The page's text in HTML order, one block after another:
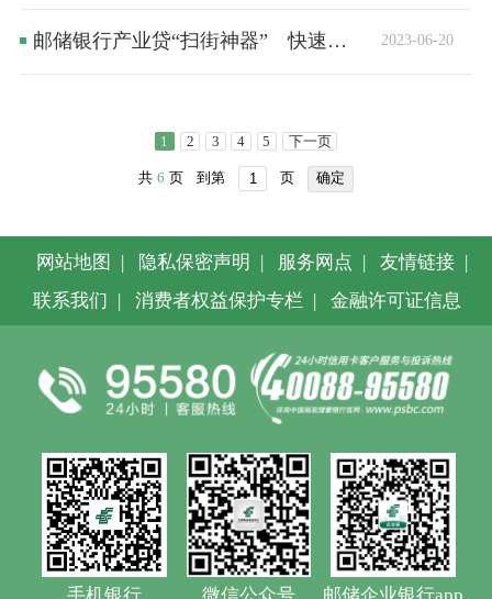
2023-06-20
邮储银行产业贷“扫街神器” 快速“贷”动郴州产业兴旺
1 2 3 4 5 下一页
共 6 页 到第 页 确定
网站地图 | 隐私保密声明 | 服务网点 | 友情链接 |
联系我们 | 消费者权益保护专栏 | 金融许可证信息